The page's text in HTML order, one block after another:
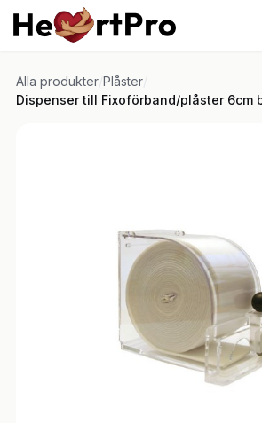
Hoppa till innehållet
Alla produkter/ Plåster/
Dispenser till Fixoförband/plåster 6cm